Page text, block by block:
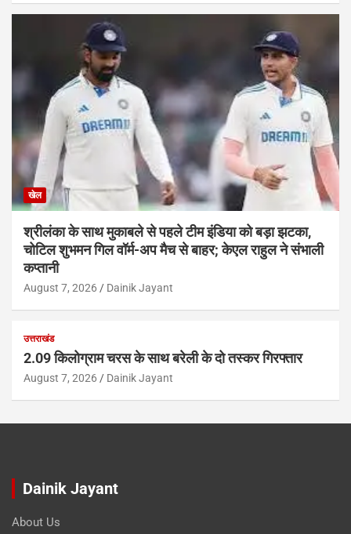
खेल
श्रीलंका के साथ मुकाबले से पहले टीम इंडिया को बड़ा झटका,
चोटिल शुभमन गिल वॉर्म-अप मैच से बाहर; केएल राहुल ने संभाली
कप्तानी
August 7, 2026 Dainik Jayant
उत्तराखंड
2.09 किलोग्राम चरस के साथ बरेली के दो तस्कर गिरफ्तार
August 7, 2026 Dainik Jayant
Dainik Jayant
About Us